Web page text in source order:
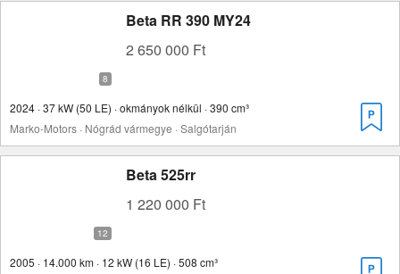
Beta RR 390 MY24
2 650 000 Ft
2024 · 37 kW (50 LE) · okmányok nélkül · 390 cm³
Marko-Motors · Nógrád vármegye · Salgótarján
Beta 525rr
1 220 000 Ft
2005 · 14.000 km · 12 kW (16 LE) · 508 cm³